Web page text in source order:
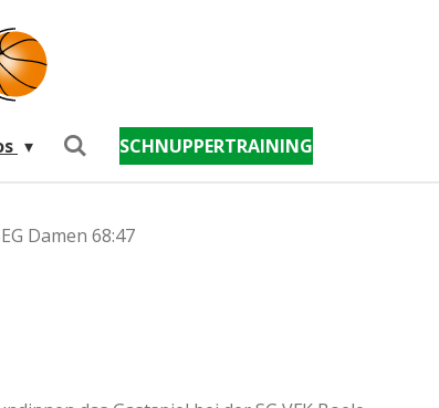
SCHNUPPERTRAINING
Damen 68:47